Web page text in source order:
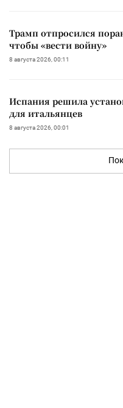
Трамп отпросился
чтобы «вести войну»
8 августа 2026, 00:11
Испания решила
для итальянцев
8 августа 2026, 00:01